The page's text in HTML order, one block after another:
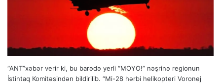
“ANT”xəbər verir ki, bu barədə yerli “MOYO!” nəşrinə regionun
İstintaq Komitəsindən bildirilib. “Mi-28 hərbi helikopteri Voronej